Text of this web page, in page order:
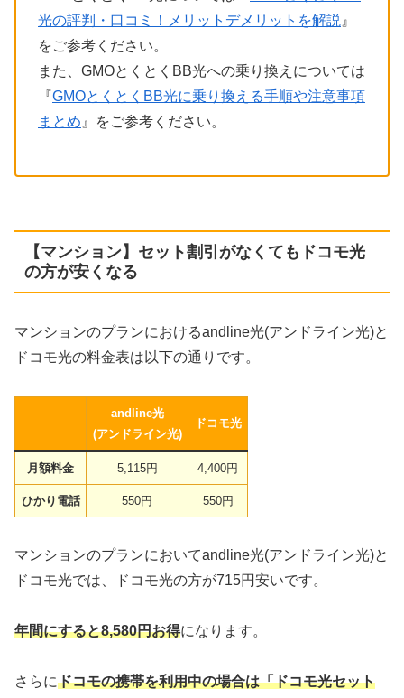
光の評判・口コミ！メリットデメリットを解説』
をご参考ください。
また、GMOとくとくBB光への乗り換えについては
『GMOとくとくBB光に乗り換える手順や注意事項
まとめ』をご参考ください。
【マンション】セット割引がなくてもドコモ光
の方が安くなる
マンションのプランにおけるandline光(アンドライン光)と
ドコモ光の料金表は以下の通りです。
andline光
(アンドライン光)
ドコモ光
月額料金 5,115円 4,400円
ひかり電話 550円 550円
マンションのプランにおいてandline光(アンドライン光)と
ドコモ光では、ドコモ光の方が715円安いです。
年間にすると8,580円お得になります。
さらにドコモの携帯を利用中の場合は「ドコモ光セット